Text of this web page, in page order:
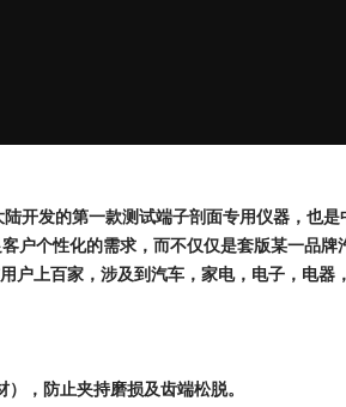
开发的第一款测试端子剖面专用仪器，也
户个性化的需求，而不仅仅是套版某一品牌
户上百家，涉及到汽车，家电，电子，电器
，防止夹持磨损及齿端松脱。